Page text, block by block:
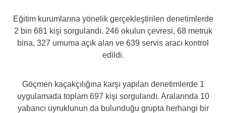
Eğitim kurumlarına yönelik gerçekleştirilen denetimlerde
2 bin 681 kişi sorgulandı. 246 okulun çevresi, 68 metruk
bina, 327 umuma açık alan ve 639 servis aracı kontrol
edildi.
Göçmen kaçakçılığına karşı yapılan denetimlerde 1
uygulamada toplam 697 kişi sorgulandı. Aralarında 10
yabancı uyruklunun da bulunduğu grupta herhangi bir